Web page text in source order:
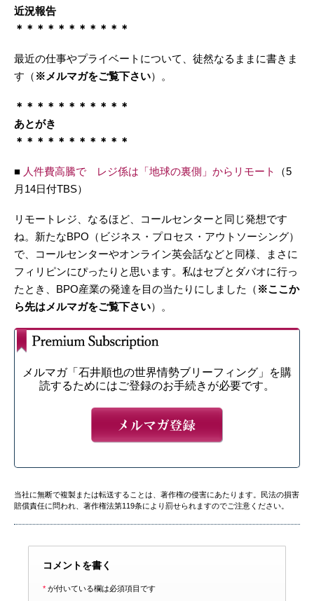
近況報告
＊＊＊＊＊＊＊＊＊＊＊
最近の仕事やプライベートについて、徒然なるままに書きま
す（ ※メルマガをご覧下さい）。
＊＊＊＊＊＊＊＊＊＊＊
あとがき
＊＊＊＊＊＊＊＊＊＊＊
■ 人件費高騰で レジ係は「地球の裏側」からリモート
（5
月14日付TBS）
リモートレジ、なるほど、コールセンターと同じ発想です
ね。新たなBPO（ビジネス・プロセス・アウトソーシング）
で、コールセンターやオンライン英会話などと同様、まさに
フィリピンにぴったりと思います。私はセブとダバオに行っ
たとき、BPO産業の発達を目の当たりにしました（ ※ここか
ら先はメルマガをご覧下さい）。
メルマガ「石井順也の世界情勢ブリーフィング」を購
読するためにはご登録のお手続きが必要です。
当社に無断で複製または転送することは、著作権の侵害にあたります。民法の損害
賠償責任に問われ、著作権法第119条により罰せられますのでご注意ください。
コメントを書く
* が付いている欄は必須項目です